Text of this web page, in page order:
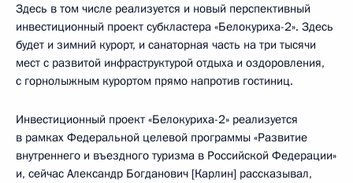
Здесь в том числе реализуется и новый перспективный
инвестиционный проект субкластера «Белокуриха-2». Здесь
будет и зимний курорт, и санаторная часть на три тысячи
мест с развитой инфраструктурой отдыха и оздоровления,
с горнолыжным курортом прямо напротив гостиниц.
Инвестиционный проект «Белокуриха-2» реализуется
в рамках Федеральной целевой программы «Развитие
внутреннего и въездного туризма в Российской Федерации»
и, сейчас Александр Богданович [Карлин] рассказывал,